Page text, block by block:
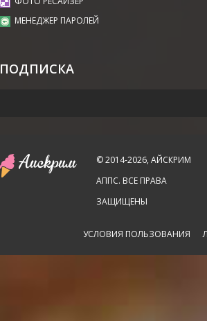
МЕНЕДЖЕР ПАРОЛЕЙ
ПОДПИСКА
© 2014-2026, АЙСКРИМ
АППС. ВСЕ ПРАВА
ЗАЩИЩЕНЫ
УСЛОВИЯ ПОЛЬЗОВАНИЯ